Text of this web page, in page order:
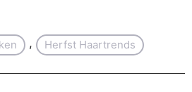
, Herfst Haartrends